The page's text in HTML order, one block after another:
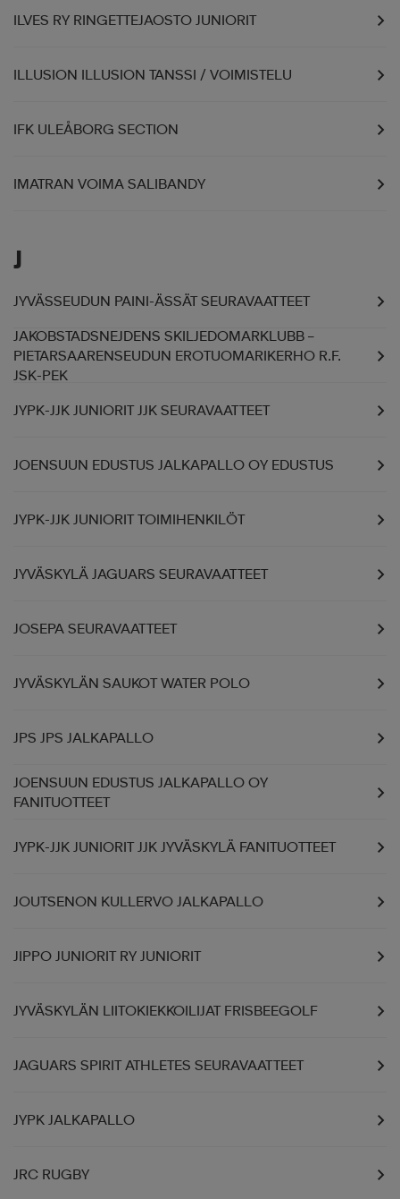
ILVES RY RINGETTEJAOSTO JUNIORIT
ILLUSION ILLUSION TANSSI / VOIMISTELU
IFK ULEÅBORG SECTION
IMATRAN VOIMA SALIBANDY
J
JYVÄSSEUDUN PAINI-ÄSSÄT SEURAVAATTEET
JAKOBSTADSNEJDENS SKILJEDOMARKLUBB –
PIETARSAARENSEUDUN EROTUOMARIKERHO R.F.
JSK-PEK
JYPK-JJK JUNIORIT JJK SEURAVAATTEET
JOENSUUN EDUSTUS JALKAPALLO OY EDUSTUS
JYPK-JJK JUNIORIT TOIMIHENKILÖT
JYVÄSKYLÄ JAGUARS SEURAVAATTEET
JOSEPA SEURAVAATTEET
JYVÄSKYLÄN SAUKOT WATER POLO
JPS JPS JALKAPALLO
JOENSUUN EDUSTUS JALKAPALLO OY
FANITUOTTEET
JYPK-JJK JUNIORIT JJK JYVÄSKYLÄ FANITUOTTEET
JOUTSENON KULLERVO JALKAPALLO
JIPPO JUNIORIT RY JUNIORIT
JYVÄSKYLÄN LIITOKIEKKOILIJAT FRISBEEGOLF
JAGUARS SPIRIT ATHLETES SEURAVAATTEET
JYPK JALKAPALLO
JRC RUGBY